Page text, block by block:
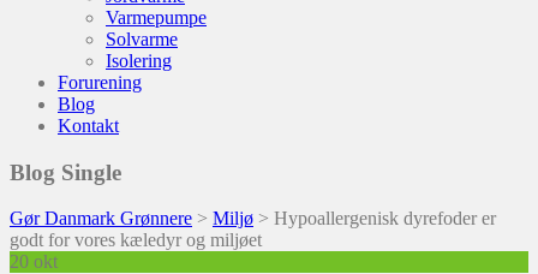
Varmepumpe
Solvarme
Isolering
Forurening
Blog
Kontakt
Blog Single
Gør Danmark Grønnere > Miljø > Hypoallergenisk dyrefoder er
godt for vores kæledyr og miljøet
20 okt